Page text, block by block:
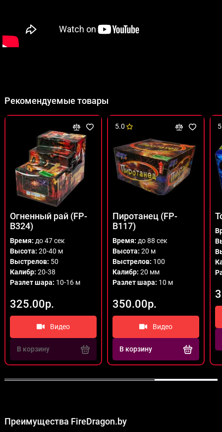
Рекомендуемые товары
Огненный рай (FP-
B324)
Время: до 47 сек
Высота: 20-40 м
Выстрелов: 50
Калибр: 20-38
Разлет шара: 10-16 м
325.00р.
Видео
В корзину
5.0
Пиротанец (FP-
B117)
Время: до 88 сек
Высота: 20 м
Выстрелов: 100
Калибр: 20 мм
Разлет шара: 10 м
350.00р.
Видео
В корзину
Преимущества FireDragon.by